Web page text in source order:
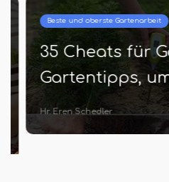
Beste und oberste Gartenarbeit
35 Cheats für
Gartentipps, um
Hr. Eren Schedler